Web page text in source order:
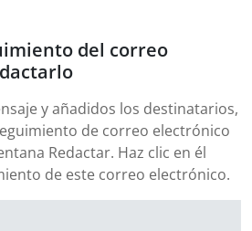
del correo
y añadidos los destinatarios,
de correo electrónico
Redactar. Haz clic en él
de este correo electrónico.